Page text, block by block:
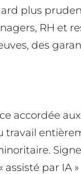
plus
RH et
des
accordée
par IA